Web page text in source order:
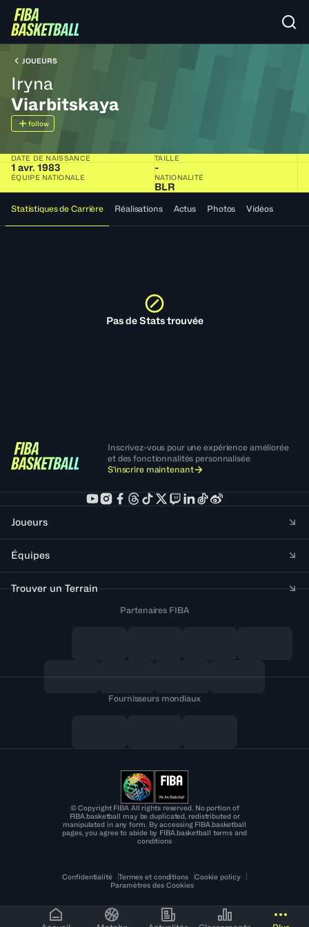
JOUEURS
Iryna
Viarbitskaya
follow
DATE DE NAISSANCE
1 avr. 1983
TAILLE
-
ÉQUIPE NATIONALE NATIONALITÉ
BLR
Statistiques de Carrière Réalisations Actus Photos Vidéos
Pas de Stats trouvée
Inscrivez-vous pour une expérience améliorée
et des fonctionnalités personnalisée
S'inscrire maintenant
Joueurs
Équipes
Trouver un Terrain
Partenaires FIBA
Fournisseurs mondiaux
© Copyright FIBA All rights reserved. No portion of
FIBA.basketball may be duplicated, redistributed or
manipulated in any form. By accessing FIBA.basketball
pages, you agree to abide by FIBA.basketball terms and
conditions
Confidentialité Termes et conditions
Cookie policy
Paramètres des Cookies